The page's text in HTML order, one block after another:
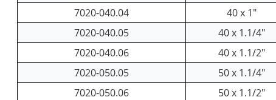
7020-040.04
40 x 1"
7020-040.05
40 x 1.1/4"
7020-040.06
40 x 1.1/2"
7020-050.05
50 x 1.1/4"
7020-050.06
50 x 1.1/2"